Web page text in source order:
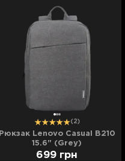
(2)
Рюкзак Lenovo Casual B210
15.6" (Grey)
699 грн